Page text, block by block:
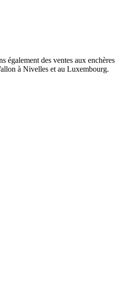
également des ventes aux enchères
à Nivelles et au Luxembourg.